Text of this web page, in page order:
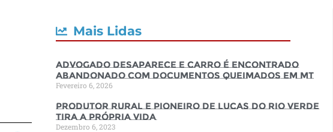
Mais Lidas
Advogado desaparece e carro é encontrado
abandonado com documentos queimados em MT
Fevereiro 6, 2026
Produtor rural e pioneiro de Lucas do Rio Verde
tira a própria vida
Dezembro 6, 2023